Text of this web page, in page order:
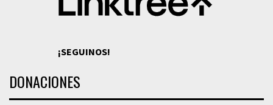
¡SEGUINOS!
DONACIONES